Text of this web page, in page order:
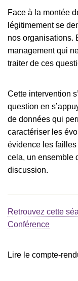
Face à la montée
légitimement se
nos organisations.
management qui
traiter de ces
Cette intervention
question en
de données qui
caractériser les
évidence les
cela, un ensemble
discussion.
Retrouvez cette
Conférence
Lire le compte-